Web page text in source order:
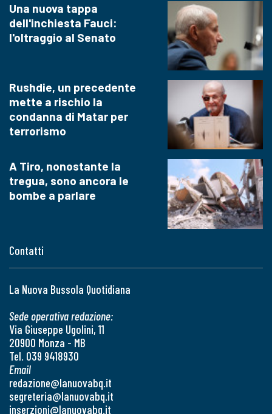
Contatti
La Nuova Bussola Quotidiana
Sede operativa redazione:
Via Giuseppe Ugolini, 11
20900 Monza - MB
Tel. 039 9418930
Email
redazione@lanuovabq.it
segreteria@lanuovabq.it
inserzioni@lanuovabq.it
Una nuova tappa
dell'inchiesta Fauci:
l'oltraggio al Senato
Rushdie, un precedente
mette a rischio la
condanna di Matar per
terrorismo
A Tiro, nonostante la
tregua, sono ancora le
bombe a parlare